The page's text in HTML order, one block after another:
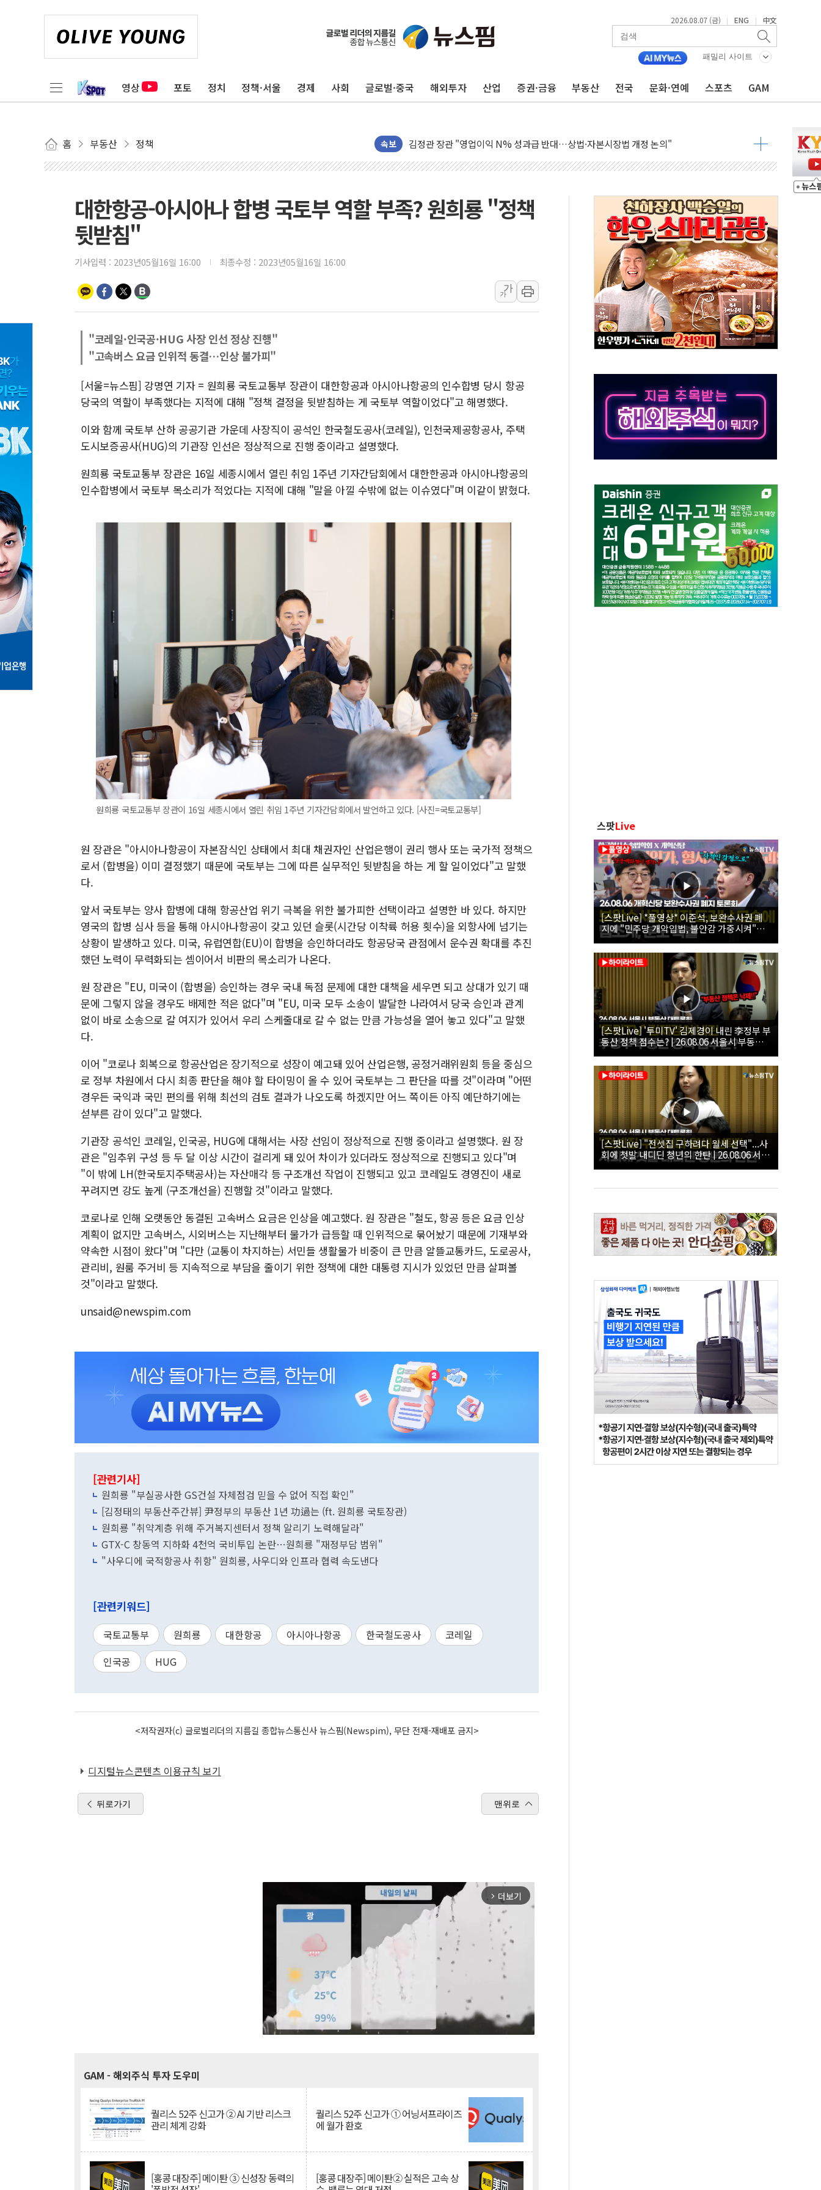
2026.08.07 (금) | ENG | 中文
패밀리 사이트
영상 포토 정치 정책·서울 경제 사회 글로벌·중국 해외투자 산업 증권·금융 부동산 전국 문화·연예 스포츠 GAM
홈 부동산 정책 속보
구광모, 내주 실리콘밸리서 젠슨 황 재회…로봇·AI 데이터센터·모빌리티 구체화
뉴욕증시 개장 전 특징주...모더나·아이온큐·도어대시↑ VS 샌디스크·피그마·앱러빈↓
뉴욕증시 프리뷰, 미 주가선물 AI주 차익실현 속 혼조세...웨스턴디지털·샌디스크↓
청와대, 북한 단거리 탄도미사일 발사에 긴급 안보 점검회의
[인도증시] 중동 긴장 완화에 실적 호조까지, 상승...호실적 보고 기업 상승세 뚜렷
러, 1인칭시점 드론으로 우크라 민간인 '사파리' 공격… 시민들 공포감 극대화 전략
[베트남 증시] 지수 하락 속 'DGC' 임시 주총 기대감에 홀로 상한가…마진 잔액은 사상 최고
'월가의 황제' 다이먼 "금융시장 레버리지 위험수위…숨은 차입이 더 큰 변수"
양주 섬유염색공장서 화재 1명 중상…대응 1단계 진압 중
김정관 산업부 장관 "주 52시간 손봐야, 경쟁상대 中과 비교해야"
해군 1함대 창설 80주년…지역과 함께하는 '선봉'의 대민 봉사
[3보] 북, 원산서 동해로 단거리 탄도미사일 1발 발사… 올해 10번째·42일 만 도발
우크라 드론 전술, 중남미 콜롬비아에 새 안보 위기… 반군·마약카르텔이 습득해 전투 활용
주한미군 "오산기지 누출, 백린 아닌 무해한 표면 부식 물질"
구미 폐염산처리업체서 불 2시간30여분만에 진화...외국인 노동자 숨져
강원도 폭염특보 11일째…온열질환·가축 피해 최소화 '총력 대응'
대한항공-아시아나 합병 국토부 역할 부족? 원희룡 "정책
뒷받침"
기사입력 : 2023년05월16일 16:00 최종수정 : 2023년05월16일 16:00
가
가
"코레일·인국공·HUG 사장 인선 정상 진행"
"고속버스 요금 인위적 동결…인상 불가피"
[서울=뉴스핌] 강명연 기자 = 원희룡 국토교통부 장관이 대한항공과 아시아나항공의 인수합병 당시 항공
당국의 역할이 부족했다는 지적에 대해 "정책 결정을 뒷받침하는 게 국토부 역할이었다"고 해명했다.
이와 함께 국토부 산하 공공기관 가운데 사장직이 공석인 한국철도공사(코레일), 인천국제공항공사, 주택
도시보증공사(HUG)의 기관장 인선은 정상적으로 진행 중이라고 설명했다.
원희룡 국토교통부 장관은 16일 세종시에서 열린 취임 1주년 기자간담회에서 대한한공과 아시아나항공의
인수합병에서 국토부 목소리가 적었다는 지적에 대해 "말을 아낄 수밖에 없는 이슈였다"며 이같이 밝혔다.
원희룡 국토교통부 장관이 16일 세종시에서 열린 취임 1주년 기자간담회에서 발언하고 있다. [사진=국토교통부]
원 장관은 "아시아나항공이 자본잠식인 상태에서 최대 채권자인 산업은행이 권리 행사 또는 국가적 정책으
로서 (합병을) 이미 결정했기 때문에 국토부는 그에 따른 실무적인 뒷받침을 하는 게 할 일이었다"고 말했
다.
앞서 국토부는 양사 합병에 대해 항공산업 위기 극복을 위한 불가피한 선택이라고 설명한 바 있다. 하지만
영국의 합병 심사 등을 통해 아시아나항공이 갖고 있던 슬롯(시간당 이착륙 허용 횟수)을 외항사에 넘기는
상황이 발생하고 있다. 미국, 유럽연합(EU)이 합병을 승인하더라도 항공당국 관점에서 운수권 확대를 추진
했던 노력이 무력화되는 셈이어서 비판의 목소리가 나온다.
원 장관은 "EU, 미국이 (합병을) 승인하는 경우 국내 독점 문제에 대한 대책을 세우면 되고 상대가 있기 때
문에 그렇지 않을 경우도 배제한 적은 없다"며 "EU, 미국 모두 소송이 발달한 나라여서 당국 승인과 관계
없이 바로 소송으로 갈 여지가 있어서 우리 스케줄대로 갈 수 없는 만큼 가능성을 열어 놓고 있다"고 말했
다.
이어 "코로나 회복으로 항공산업은 장기적으로 성장이 예고돼 있어 산업은행, 공정거래위원회 등을 중심으
로 정부 차원에서 다시 최종 판단을 해야 할 타이밍이 올 수 있어 국토부는 그 판단을 따를 것"이라며 "어떤
경우든 국익과 국민 편의를 위해 최선의 검토 결과가 나오도록 하겠지만 어느 쪽이든 아직 예단하기에는
섣부른 감이 있다"고 말했다.
기관장 공석인 코레일, 인국공, HUG에 대해서는 사장 선임이 정상적으로 진행 중이라고 설명했다. 원 장
관은 "임추위 구성 등 두 달 이상 시간이 걸리게 돼 있어 차이가 있더라도 정상적으로 진행되고 있다"며
"이 밖에 LH(한국토지주택공사)는 자산매각 등 구조개선 작업이 진행되고 있고 코레일도 경영진이 새로
꾸려지면 강도 높게 (구조개선을) 진행할 것"이라고 말했다.
코로나로 인해 오랫동안 동결된 고속버스 요금은 인상을 예고했다. 원 장관은 "철도, 항공 등은 요금 인상
계획이 없지만 고속버스, 시외버스는 지난해부터 물가가 급등할 때 인위적으로 묶어놨기 때문에 기재부와
약속한 시점이 왔다"며 "다만 (교통이 차지하는) 서민들 생활물가 비중이 큰 만큼 알뜰교통카드, 도로공사,
관리비, 원룸 주거비 등 지속적으로 부담을 줄이기 위한 정책에 대한 대통령 지시가 있었던 만큼 살펴볼
것"이라고 말했다.
unsaid@newspim.com
[관련기사]
원희룡 "부실공사한 GS건설 자체점검 믿을 수 없어 직접 확인"
[김정태의 부동산주간뷰] 尹정부의 부동산 1년 功過는 (ft. 원희룡 국토장관)
원희룡 "취약계층 위해 주거복지센터서 정책 알리기 노력해달라"
GTX-C 창동역 지하화 4천억 국비투입 논란…원희룡 "재정부담 범위"
"사우디에 국적항공사 취항" 원희룡, 사우디와 인프라 협력 속도낸다
[관련키워드]
국토교통부 원희룡 대한항공 아시아나항공 한국철도공사
코레일
인국공
HUG
<저작권자(c) 글로벌리더의 지름길 종합뉴스통신사 뉴스핌(Newspim), 무단 전재-재배포 금지>
디지털뉴스콘텐츠 이용규칙 보기
뒤로가기 맨위로
arrow_forward_ios 더보기
GAM - 해외주식 투자 도우미
퀄리스 52주 신고가 ② AI 기반 리스크
관리 체계 강화
퀄리스 52주 신고가 ① 어닝서프라이즈
에 월가 환호
[홍콩 대장주] 메이퇀 ③ 신성장 동력의 [홍콩 대장주] 메이퇀② 실적은 고속 상
스팟Live
[스팟Live] *풀영상* 이준석, 보완수사권 폐
지에 "민주당 개악입법, 불안감 가중시켜"｜
26.08.06 개혁신당 보완수사권 폐지 토론회
[스팟Live] '투미TV' 김제경이 내린 李정부 부
동산 정책 점수는? | 26.08.06 서울시 부동산
대토론회
[스팟Live] "전셋집 구하려다 월세 선택"...사
회에 첫발 내디딘 청년의 한탄 | 26.08.06 서울
시 부동산 대토론회